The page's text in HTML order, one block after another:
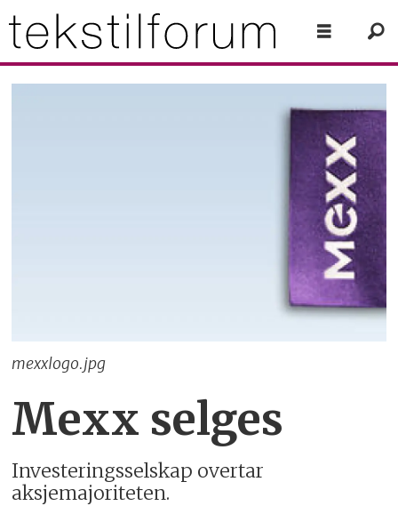
mexxlogo.jpg
Mexx selges
Investeringsselskap overtar
aksjemajoriteten.